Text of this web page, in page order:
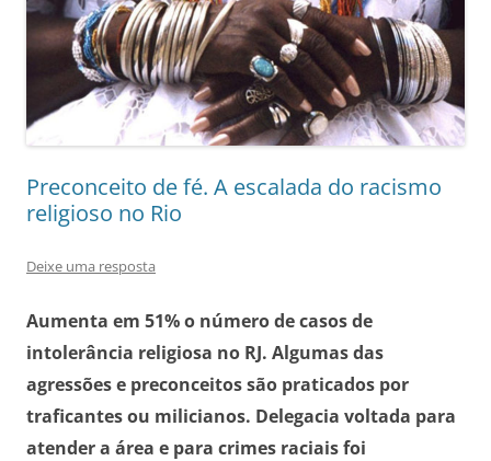
Preconceito de fé. A escalada do racismo
religioso no Rio
Deixe uma resposta
Aumenta em 51% o número de casos de
intolerância religiosa no RJ. Algumas das
agressões e preconceitos são praticados por
traficantes ou milicianos. Delegacia voltada para
atender a área e para crimes raciais foi